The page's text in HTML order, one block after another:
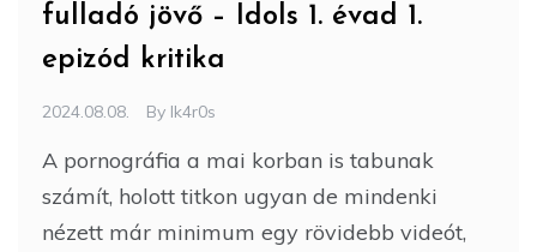
fulladó jövő – Idols 1. évad 1.
epizód kritika
2024.08.08. By Ik4r0s
A pornográfia a mai korban is tabunak
számít, holott titkon ugyan de mindenki
nézett már minimum egy rövidebb videót,